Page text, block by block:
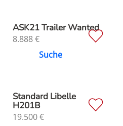
ASK21 Trailer Wanted
8.888€
Suche
Standard Libelle
H201B
19.500€